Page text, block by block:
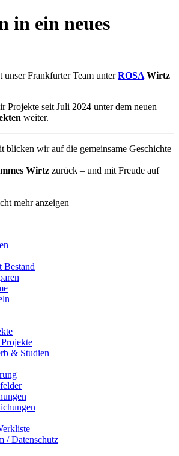
in ein neues
unser Frankfurter Team unterROSA Wirtz
Projekte seit Juli 2024 unter dem neuen
weiter.
blicken wir auf die gemeinsame Geschichte
Wirtz zurück – und mit Freude auf
mehr anzeigen
Bestand
& Studien
/ Datenschutz